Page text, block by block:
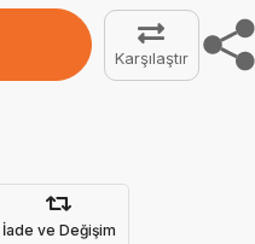
Karşılaştır
İade ve Değişim